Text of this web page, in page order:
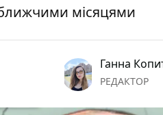
місяцями
Ганна
РЕДАКТОР